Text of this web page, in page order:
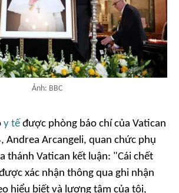
Ảnh: BBC
y tế được phòng báo chí của Vatican
Andrea Arcangeli, quan chức phụ
thánh Vatican kết luận: "Cái chết
xác nhận thông qua ghi nhận
hiểu biết và lương tâm của tôi,